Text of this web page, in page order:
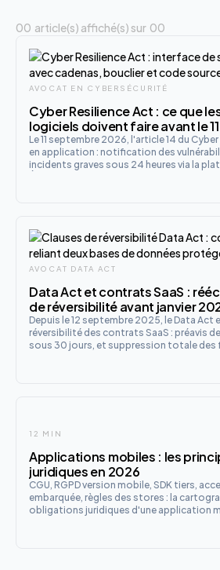
00 article(s) affiché(s) sur 00
AVOCAT EN CYBERSÉCURITÉ
Cyber Resilience Act : ce que
logiciels doivent faire avant le
Le 11 septembre 2026, l'article 14 du
en application : notification des
incidents graves sous 24 heures via la
AVOCAT DATA ACT
Data Act et contrats SaaS :
de réversibilité avant janvier
Depuis le 12 septembre 2025, le Data Act
réversibilité des contrats SaaS : préavis
sous 30 jours, et suppression totale des
12 MIN
Applications mobiles : les
juridiques en 2026
CGU, RGPD version mobile, SDK tiers,
embarquée, règles des stores : la
obligations juridiques d'une application